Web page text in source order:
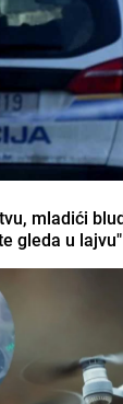
mladići
gleda u lajvu"